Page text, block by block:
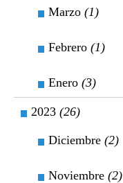
Marzo (1)
Febrero (1)
Enero (3)
2023 (26)
Diciembre (2)
Noviembre (2)